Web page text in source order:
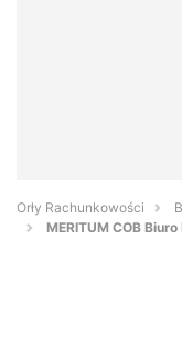
Orły Rachunkowości
MERITUM COB